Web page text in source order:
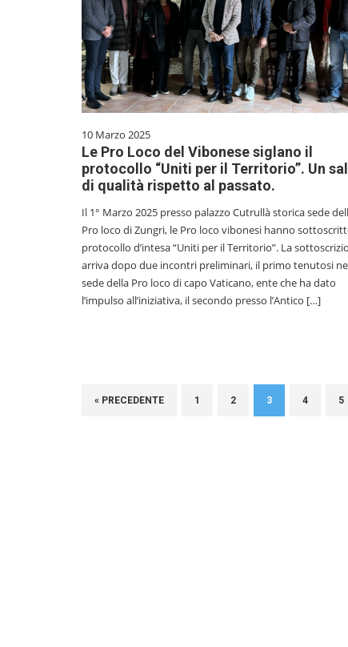
10 Marzo 2025
Le Pro Loco del Vibonese siglano il
protocollo “Uniti per il Territorio”. Un
di qualità rispetto al passato.
Il 1° Marzo 2025 presso palazzo Cutrullà storica sede
Pro loco di Zungri, le Pro loco vibonesi hanno
protocollo d’intesa “Uniti per il Territorio”. La
arriva dopo due incontri preliminari, il primo tenutosi
sede della Pro loco di capo Vaticano, ente che ha dato
l’impulso all’iniziativa, il secondo presso l’Antico […]
« PRECEDENTE 1 2 3 4 5